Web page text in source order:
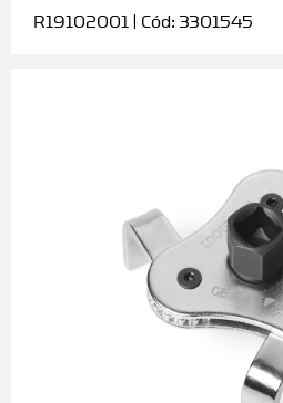
R19102001 | Cód: 3301545